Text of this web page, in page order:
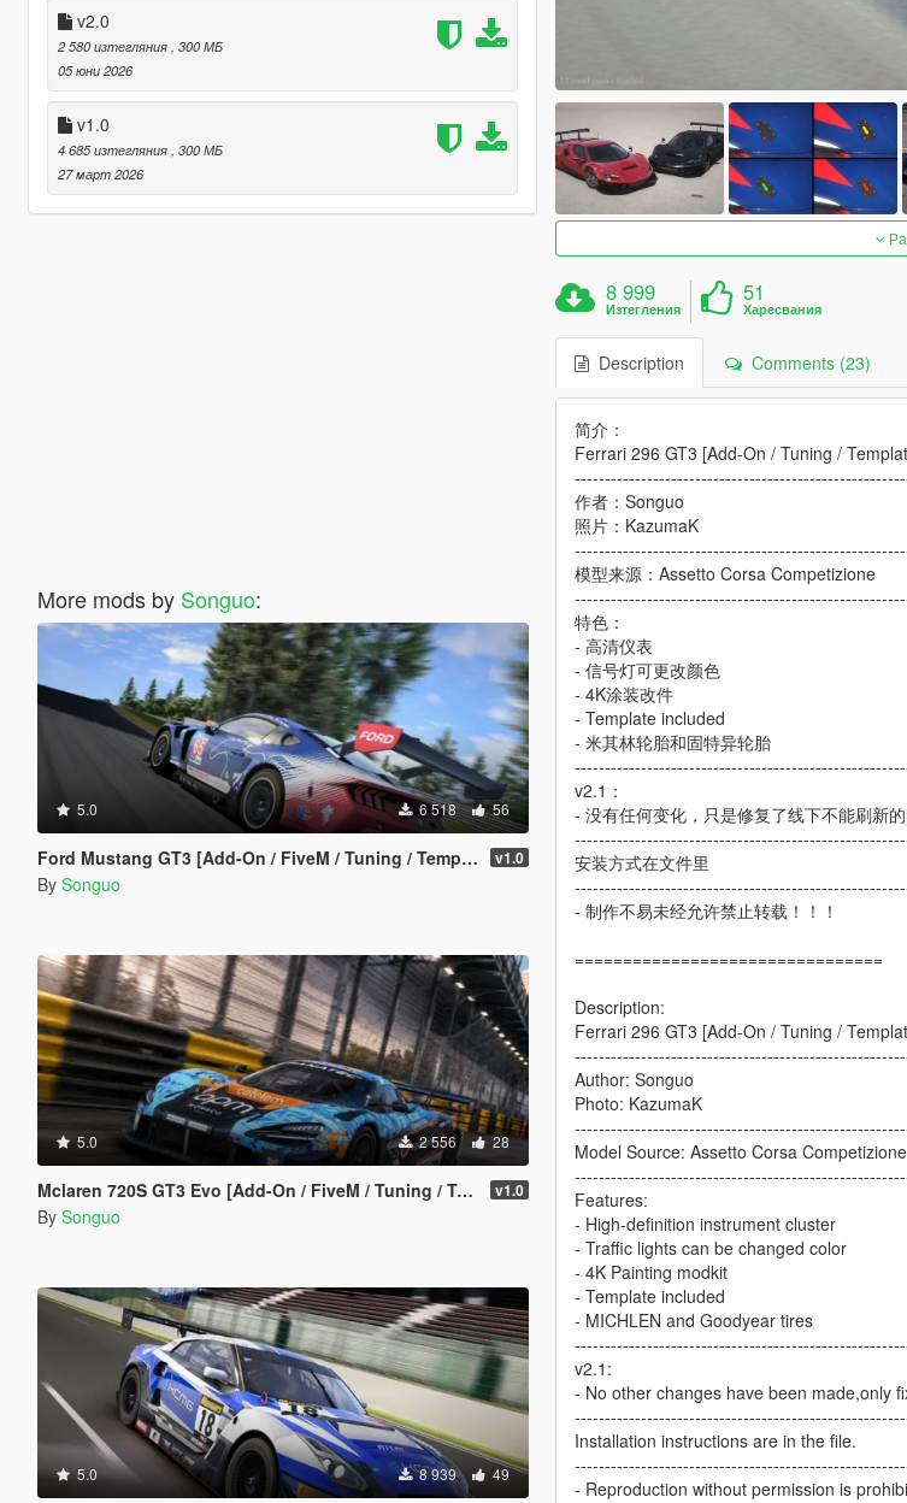
v2.0
2 580 изтегляния , 300 МБ
05 юни 2026
v1.0
4 685 изтегляния , 300 МБ
27 март 2026
More mods by Songuo:
5.0 6 518 56
Ford Mustang GT3 [Add-On / FiveM / Tuning / Template] v1.0
By Songuo
5.0 2 556 28
Mclaren 720S GT3 Evo [Add-On / FiveM / Tuning / Template] v1.0
By Songuo
5.0 8 939 49
8 999
Изтегления
51
Харесвания
Description Comments (23)
简介：
Ferrari 296 GT3 [Add-On / Tuning /
作者：Songuo
照片：KazumaK
模型来源：Assetto Corsa Competizione
特色：
- 高清仪表
- 信号灯可更改颜色
- 4K涂装改件
- Template included
- 米其林轮胎和固特异轮胎
v2.1：
- 没有任何变化，只是修复了线下不能刷新
安装方式在文件里
- 制作不易未经允许禁止转载！！！
================================
Description:
Ferrari 296 GT3 [Add-On / Tuning /
Author: Songuo
Photo: KazumaK
Model Source: Assetto Corsa Competizione
Features:
- High-definition instrument cluster
- Traffic lights can be changed color
- 4K Painting modkit
- Template included
- MICHLEN and Goodyear tires
v2.1:
- No other changes have been made,only
Installation instructions are in the file.
- Reproduction without permission is